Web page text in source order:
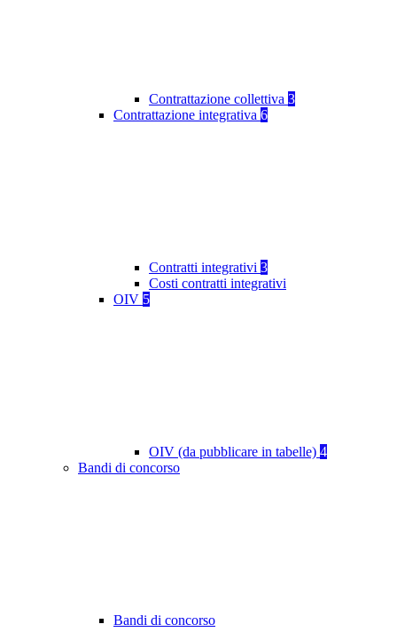
Contrattazione collettiva 3
Contrattazione integrativa 6
Contratti integrativi 3
Costi contratti integrativi
OIV 5
OIV (da pubblicare in tabelle) 4
Bandi di concorso
Bandi di concorso